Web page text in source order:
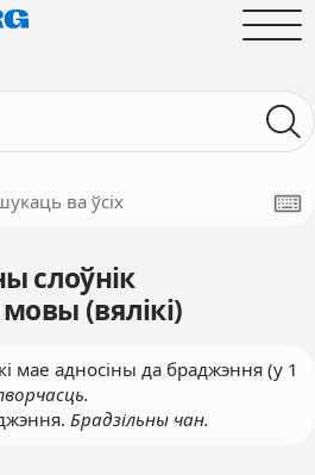
ва ўсіх
слоўнік
(вялікі)
мае адносіны да браджэння (у 1
Брадзільны чан.